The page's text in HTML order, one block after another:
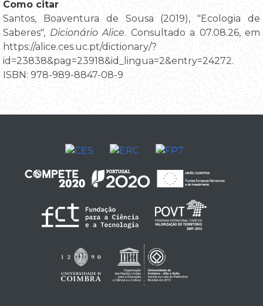
Como citar
Santos, Boaventura de Sousa (2019), "Ecologia de
Saberes", Dicionário Alice. Consultado a 07.08.26, em
https://alice.ces.uc.pt/dictionary/?
id=23838&pag=23918&id_lingua=2&entry=24272.
ISBN: 978-989-8847-08-9